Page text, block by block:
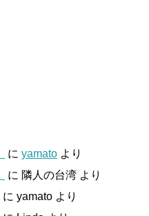
に yamato より
に 隣人の台湾 より
に yamato より